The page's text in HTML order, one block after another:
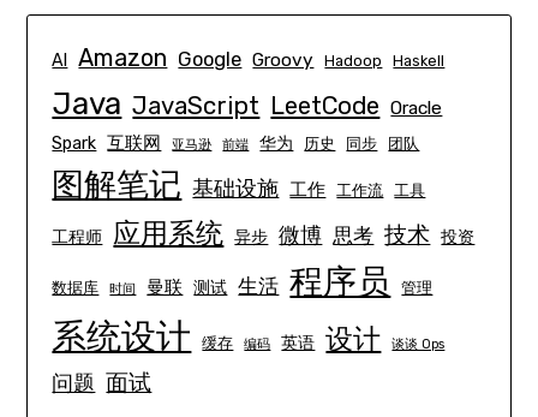
AI Amazon Google Groovy Hadoop Haskell
Java JavaScript LeetCode Oracle
Spark 互联网 亚马逊 前端 华为 历史 同步 团队
图解笔记 基础设施 工作 工作流 工具
工程师 应用系统 异步 微博 思考 技术 投资
数据库 时间 曼联 测试 生活 程序员 管理
系统设计 缓存 编码 英语 设计 谈谈 Ops
问题 面试